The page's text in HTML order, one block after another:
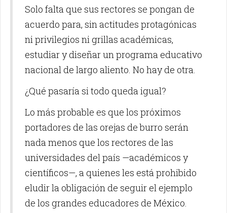
Solo falta que sus rectores se pongan de
acuerdo para, sin actitudes protagónicas
ni privilegios ni grillas académicas,
estudiar y diseñar un programa educativo
nacional de largo aliento. No hay de otra.
¿Qué pasaría si todo queda igual?
Lo más probable es que los próximos
portadores de las orejas de burro serán
nada menos que los rectores de las
universidades del país —académicos y
científicos—, a quienes les está prohibido
eludir la obligación de seguir el ejemplo
de los grandes educadores de México.